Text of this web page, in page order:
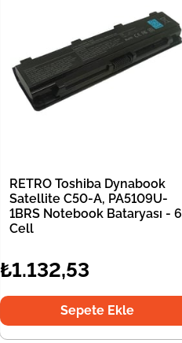
RETRO Toshiba Dynabook
Satellite C50-A, PA5109U-
1BRS Notebook Bataryası - 6
Cell
₺1.132,53
Sepete Ekle